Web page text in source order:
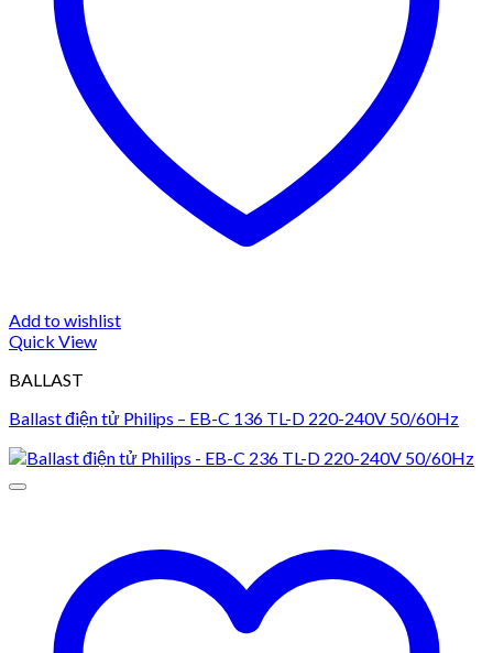
Add to wishlist
Quick View
BALLAST
Ballast điện tử Philips – EB-C 136 TL-D 220-240V 50/60Hz